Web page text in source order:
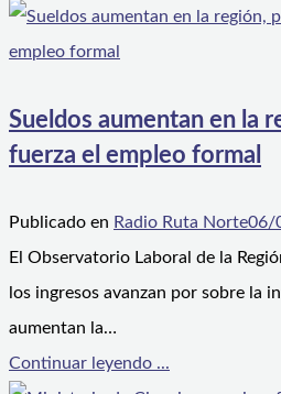
Sueldos aumentan en la
fuerza el empleo formal
Publicado en Radio Ruta Norte06/
El Observatorio Laboral de la
los ingresos avanzan por sobre la
aumentan la…
Continuar leyendo ...